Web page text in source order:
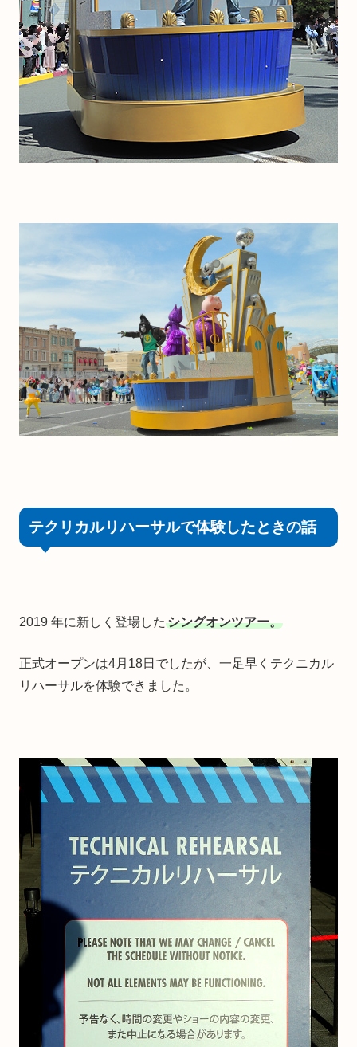
テクリカルリハーサルで体験したときの話
2019 年に新しく登場した シングオンツアー。
正式オープンは4月18日でしたが、一足早くテクニカル
リハーサルを体験できました。